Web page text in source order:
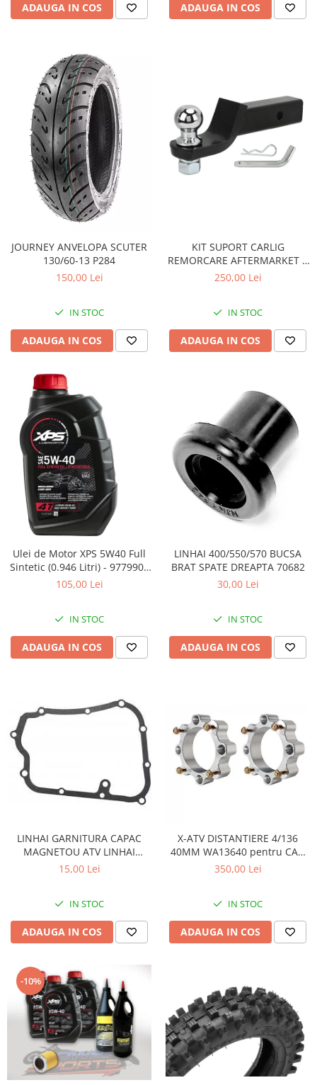
Pompa Presiune
Sistem Alimentare
Sonda Combustibil
CFMOTO
Linhai
Piese Snowmobil
Plastice
Aparatoare
Cleme
Sistem de Răcire
Pompe Apa
Radiatoare
ADAUGA IN COS ADAUGA IN COS
JOURNEY ANVELOPA SCUTER
130/60-13 P284
150,00 Lei
IN STOC
ADAUGA IN COS
KIT SUPORT CARLIG
REMORCARE AFTERMARKET 2
INCH CU BILA SI STIFT 3.4
250,00 Lei
IN STOC
ADAUGA IN COS
Ulei de Motor XPS 5W40 Full
Sintetic (0.946 Litri) - 9779900
CAN AM
105,00 Lei
IN STOC
ADAUGA IN COS
LINHAI 400/550/570 BUCSA
BRAT SPATE DREAPTA 70682
30,00 Lei
IN STOC
ADAUGA IN COS
LINHAI GARNITURA CAPAC
MAGNETOU ATV LINHAI
260/300/400 - 23617
15,00 Lei
IN STOC
ADAUGA IN COS
X-ATV DISTANTIERE 4/136
40MM WA13640 pentru CAN
AM
350,00 Lei
IN STOC
ADAUGA IN COS
-10%